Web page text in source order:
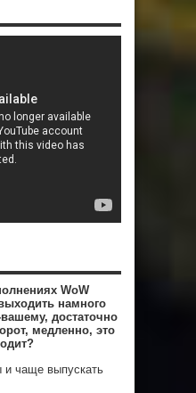
WoW
намного
достаточно
медленно, это
и чаще выпускать